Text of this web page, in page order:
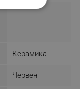
Керамика
Червен